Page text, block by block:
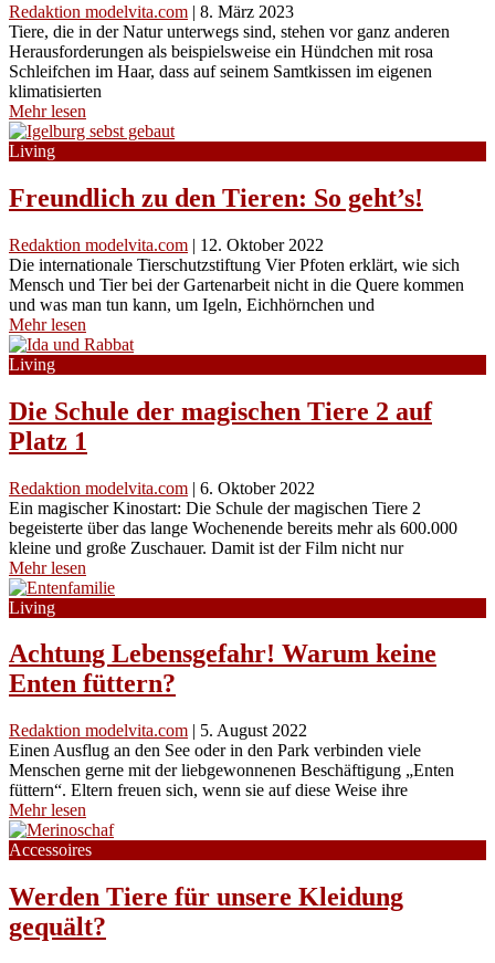
Redaktion modelvita.com | 8. März 2023
Tiere, die in der Natur unterwegs sind, stehen vor ganz anderen
Herausforderungen als beispielsweise ein Hündchen mit rosa
Schleifchen im Haar, dass auf seinem Samtkissen im eigenen
klimatisierten
Mehr lesen
Living
Freundlich zu den Tieren: So geht’s!
Redaktion modelvita.com | 12. Oktober 2022
Die internationale Tierschutzstiftung Vier Pfoten erklärt, wie sich
Mensch und Tier bei der Gartenarbeit nicht in die Quere kommen
und was man tun kann, um Igeln, Eichhörnchen und
Mehr lesen
Living
Die Schule der magischen Tiere 2 auf
Platz 1
Redaktion modelvita.com | 6. Oktober 2022
Ein magischer Kinostart: Die Schule der magischen Tiere 2
begeisterte über das lange Wochenende bereits mehr als 600.000
kleine und große Zuschauer. Damit ist der Film nicht nur
Mehr lesen
Living
Achtung Lebensgefahr! Warum keine
Enten füttern?
Redaktion modelvita.com | 5. August 2022
Einen Ausflug an den See oder in den Park verbinden viele
Menschen gerne mit der liebgewonnenen Beschäftigung „Enten
füttern“. Eltern freuen sich, wenn sie auf diese Weise ihre
Mehr lesen
Accessoires
Werden Tiere für unsere Kleidung
gequält?